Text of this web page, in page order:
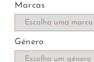
Cogumelos,
rebentos
Compotas e
Farinhas,
Hambúrgueres
Marcas
Género